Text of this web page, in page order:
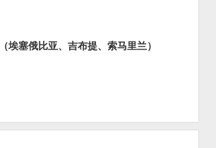
埃塞俄比亚、吉布提、索马里兰）